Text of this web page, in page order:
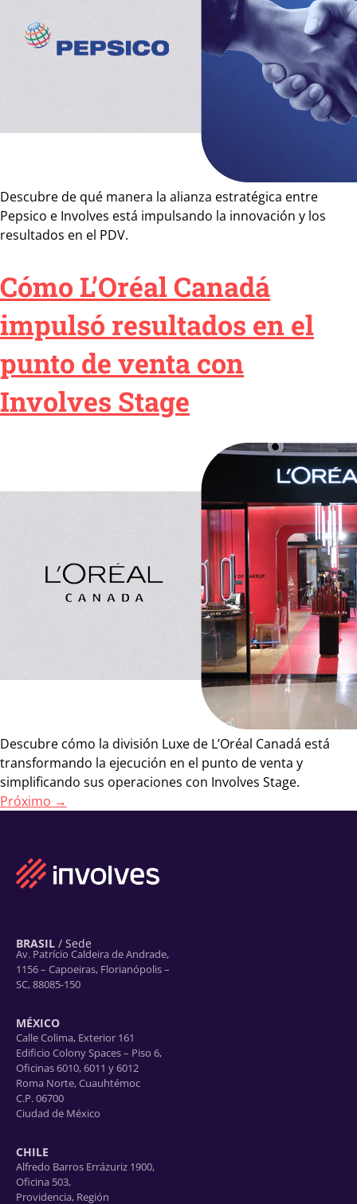
Descubre de qué manera la alianza estratégica entre
Pepsico e Involves está impulsando la innovación y los
resultados en el PDV.
Cómo L’Oréal Canadá
impulsó resultados en el
punto de venta con
Involves Stage
Descubre cómo la división Luxe de L’Oréal Canadá está
transformando la ejecución en el punto de venta y
simplificando sus operaciones con Involves Stage.
Próximo →
BRASIL / Sede
Av. Patrício Caldeira de Andrade,
1156 – Capoeiras, Florianópolis –
SC, 88085-150
MÉXICO
Calle Colima, Exterior 161
Edificio Colony Spaces – Piso 6,
Oficinas 6010, 6011 y 6012
Roma Norte, Cuauhtémoc
C.P. 06700
Ciudad de México
CHILE
Alfredo Barros Errázuriz 1900,
Oficina 503,
Providencia, Región